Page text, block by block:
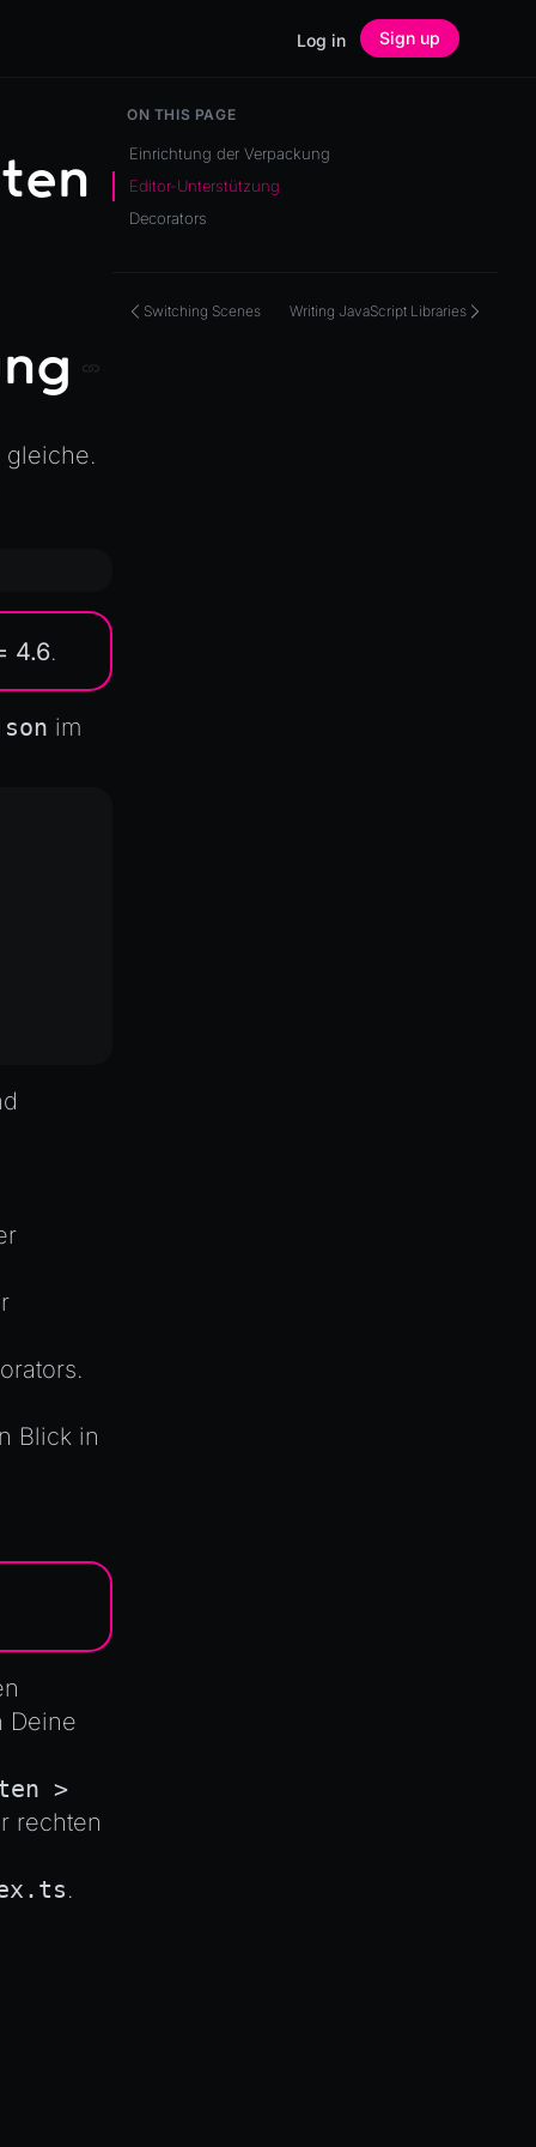
Log in Sign up
gleiche.
4.6.
im
Blick in
Deine
>
rechten
.
ON THIS PAGE
Einrichtung der Verpackung
Editor-Unterstützung
Decorators
Switching Scenes Writing JavaScript Libraries